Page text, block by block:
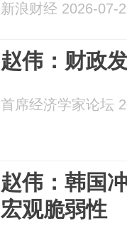
新浪财经 2026-07-
赵伟：财政
首席经济学家论坛
赵伟：韩国
宏观脆弱性